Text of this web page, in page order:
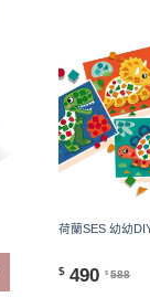
荷蘭SES 幼幼
$ 490 $ 588